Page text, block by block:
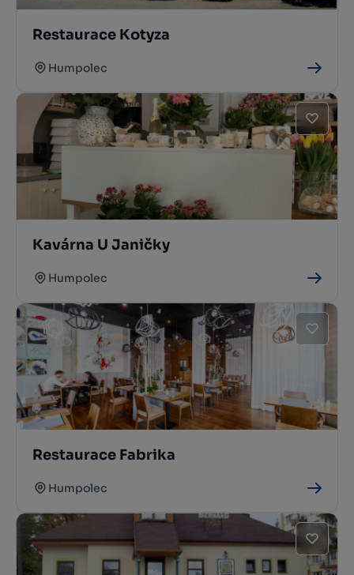
Restaurace Kotyza
Humpolec
Kavárna U Janičky
Humpolec
Restaurace Fabrika
Humpolec